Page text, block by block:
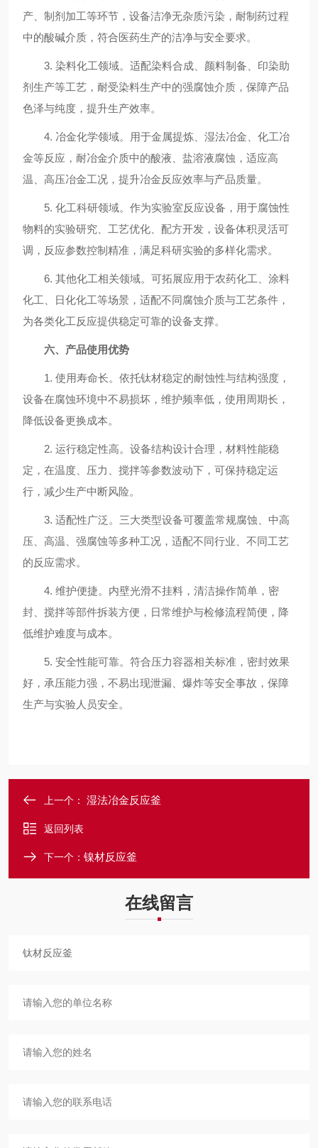
产、制剂加工等环节，设备洁净无杂质污染，耐制药过程
中的酸碱介质，符合医药生产的洁净与安全要求。
3. 染料化工领域。适配染料合成、颜料制备、印染助
剂生产等工艺，耐受染料生产中的强腐蚀介质，保障产品
色泽与纯度，提升生产效率。
4. 冶金化学领域。用于金属提炼、湿法冶金、化工冶
金等反应，耐冶金介质中的酸液、盐溶液腐蚀，适应高
温、高压冶金工况，提升冶金反应效率与产品质量。
5. 化工科研领域。作为实验室反应设备，用于腐蚀性
物料的实验研究、工艺优化、配方开发，设备体积灵活可
调，反应参数控制精准，满足科研实验的多样化需求。
6. 其他化工相关领域。可拓展应用于农药化工、涂料
化工、日化化工等场景，适配不同腐蚀介质与工艺条件，
为各类化工反应提供稳定可靠的设备支撑。
六、产品使用优势
1. 使用寿命长。依托钛材稳定的耐蚀性与结构强度，
设备在腐蚀环境中不易损坏，维护频率低，使用周期长，
降低设备更换成本。
2. 运行稳定性高。设备结构设计合理，材料性能稳
定，在温度、压力、搅拌等参数波动下，可保持稳定运
行，减少生产中断风险。
3. 适配性广泛。三大类型设备可覆盖常规腐蚀、中高
压、高温、强腐蚀等多种工况，适配不同行业、不同工艺
的反应需求。
4. 维护便捷。内壁光滑不挂料，清洁操作简单，密
封、搅拌等部件拆装方便，日常维护与检修流程简便，降
低维护难度与成本。
5. 安全性能可靠。符合压力容器相关标准，密封效果
好，承压能力强，不易出现泄漏、爆炸等安全事故，保障
生产与实验人员安全。
上一个： 湿法冶金反应釜
返回列表
下一个： 镍材反应釜
在线留言